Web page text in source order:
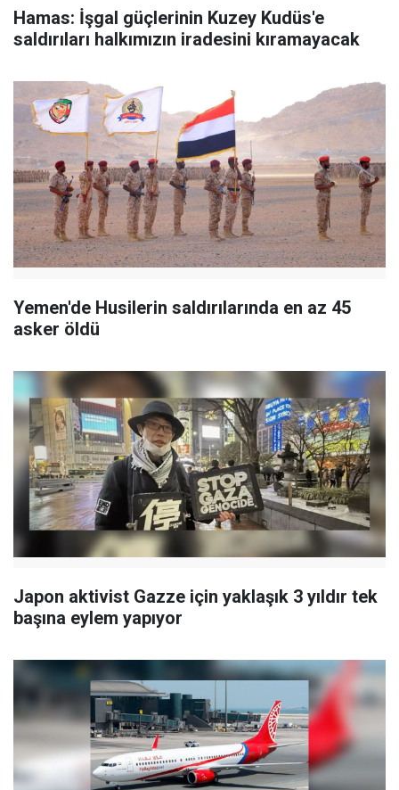
Hamas: İşgal güçlerinin Kuzey Kudüs'e
saldırıları halkımızın iradesini kıramayacak
Yemen'de Husilerin saldırılarında en az 45
asker öldü
Japon aktivist Gazze için yaklaşık 3 yıldır tek
başına eylem yapıyor